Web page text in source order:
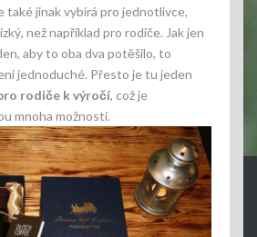
také jinak vybírá pro jednotlivce,
než například pro rodiče. Jak jen
aby to oba dva potěšilo, to
jednoduché. Přesto je tu jeden
rodiče k výročí, což je
mnoha možností.